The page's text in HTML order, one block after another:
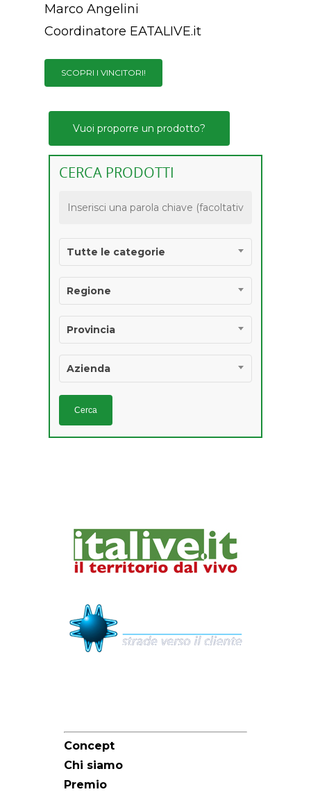
Marco Angelini
Coordinatore EATALIVE.it
SCOPRI I VINCITORI!
Vuoi proporre un prodotto?
CERCA PRODOTTI
Tutte le categorie
Regione
Provincia
Azienda
Concept
Chi siamo
Premio
Pasta
Salumi
Vino
AGROALIMENTARI